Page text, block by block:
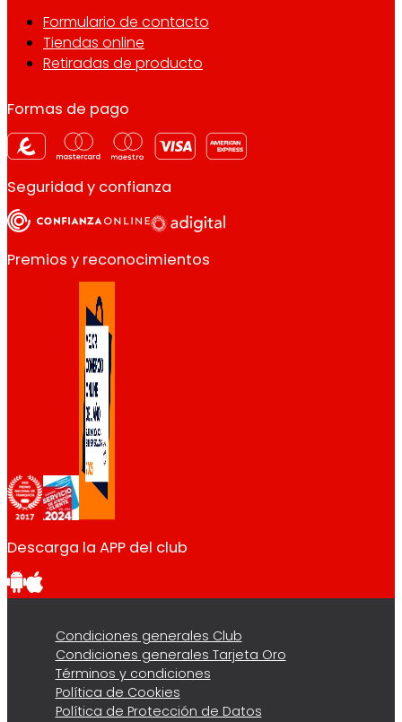
Formulario de contacto
Tiendas online
Retiradas de producto
Formas de pago
Seguridad y confianza
Premios y reconocimientos
Descarga la APP del club
Condiciones generales Club
Condiciones generales Tarjeta Oro
Términos y condiciones
Política de Cookies
Política de Protección de Datos